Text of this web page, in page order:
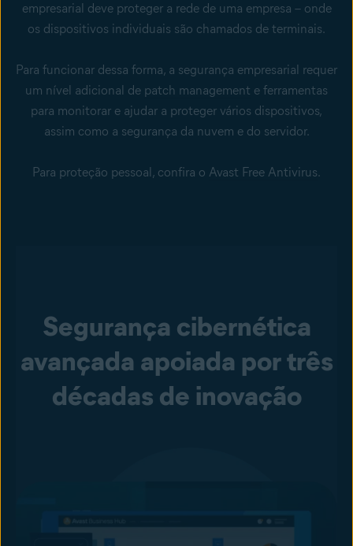
empresarial deve proteger a rede de uma empresa – onde
os dispositivos individuais são chamados de terminais.
Para funcionar dessa forma, a segurança empresarial requer
um nível adicional de patch management e ferramentas
para monitorar e ajudar a proteger vários dispositivos,
assim como a segurança da nuvem e do servidor.
Para proteção pessoal, confira o Avast Free Antivirus.
Segurança cibernética
avançada apoiada por três
décadas de inovação